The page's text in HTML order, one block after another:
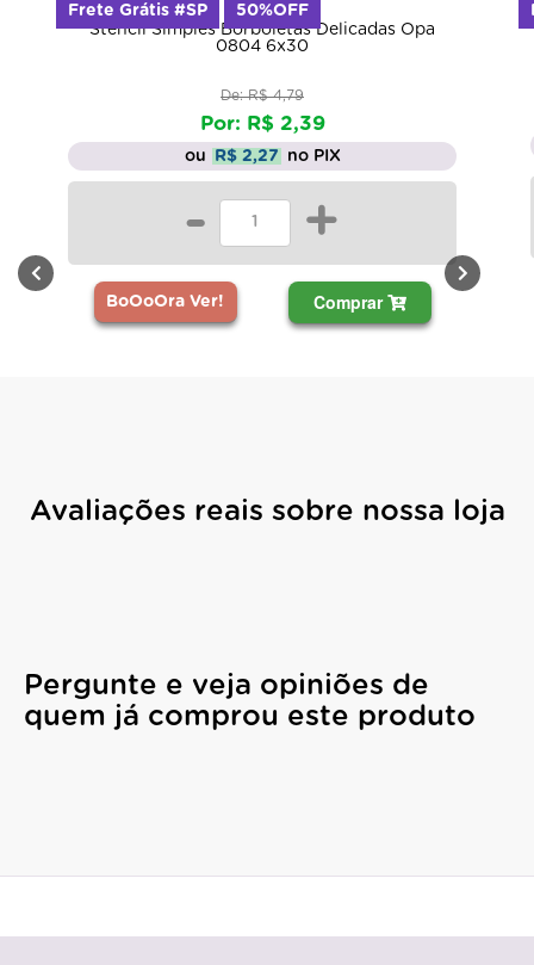
Stencil Simples Borboletas Delicadas Opa
0804 6x30
De: R$ 4,79
Por: R$ 2,39
ou R$ 2,27 no PIX
- +
BoOoOra Ver! Comprar
Frete Grátis #SP 50%OFF
Avaliações reais sobre nossa loja
Pergunte e veja opiniões de
quem já comprou este produto